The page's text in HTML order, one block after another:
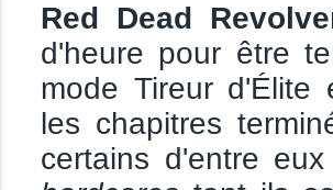
Red Dead
d'heure pour être
mode Tireur d'Élite
les chapitres
certains d'entre